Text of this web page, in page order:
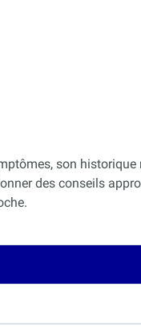
son
des conseils